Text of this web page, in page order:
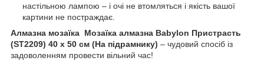
настільною лампою – і очі не втомляться і якість вашої
картини не постраждає.
Алмазна мозаїка Мозаїка алмазна Babylon Пристрасть
(ST2209) 40 х 50 см (На підрамнику) – чудовий спосіб із
задоволенням провести вільний час!